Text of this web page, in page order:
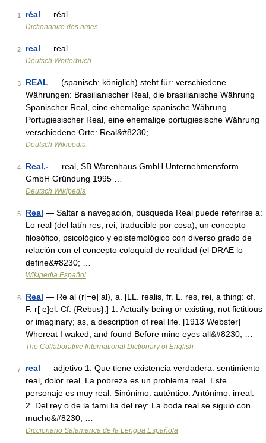
1 réal — réal …
Dictionnaire des rimes
2 real — real …
Deutsch Wörterbuch
3 REAL — (spanisch: königlich) steht für: verschiedene
Währungen: Brasilianischer Real, die brasilianische Währung
Spanischer Real, eine ehemalige spanische Währung
Portugiesischer Real, eine ehemalige portugiesische Währung
verschiedene Orte: Real&#8230; …
Deutsch Wikipedia
4 Real,- — real, SB Warenhaus GmbH Unternehmensform
GmbH Gründung 1995 …
Deutsch Wikipedia
5 Real — Saltar a navegación, búsqueda Real puede referirse a:
Lo real (del latín res, rei, traducible por cosa), un concepto
filosófico, psicológico y epistemológico con diverso grado de
relación con el concepto coloquial de realidad (el DRAE lo
define&#8230; …
Wikipedia Español
6 Real — Re al (r[=e] al), a. [LL. realis, fr. L. res, rei, a thing: cf.
F. r[ e]el. Cf. {Rebus}.] 1. Actually being or existing; not fictitious
or imaginary; as, a description of real life. [1913 Webster]
Whereat I waked, and found Before mine eyes all&#8230; …
The Collaborative International Dictionary of English
7 real — adjetivo 1. Que tiene existencia verdadera: sentimiento
real, dolor real. La pobreza es un problema real. Este
personaje es muy real. Sinónimo: auténtico. Antónimo: irreal.
2. Del rey o de la fami lia del rey: La boda real se siguió con
mucho&#8230; …
Diccionario Salamanca de la Lengua Española